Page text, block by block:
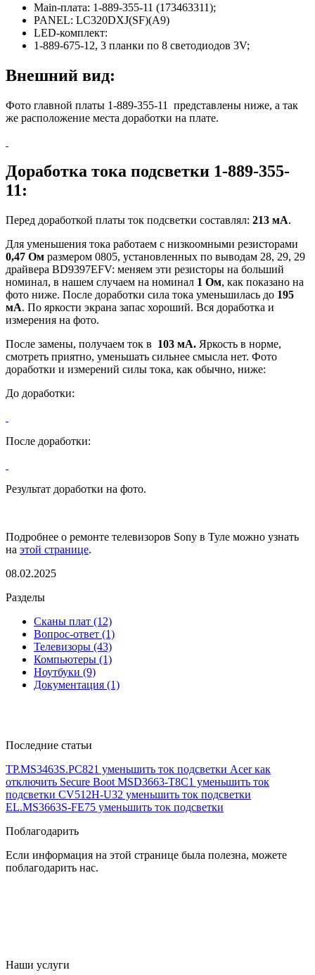
Main-плата: 1-889-355-11 (173463311);
PANEL: LC320DXJ(SF)(A9)
LED-комплект:
1-889-675-12, 3 планки по 8 светодиодов 3V;
Внешний вид:
Фото главной платы 1-889-355-11 представлены ниже, а так
же расположение места доработки на плате.
Доработка тока подсветки 1-889-355-
11:
Перед доработкой платы ток подсветки составлял: 213 мА.
Для уменьшения тока работаем с низкоомными резисторами
0,47 Ом размером 0805, установленных по выводам 28, 29, 29
драйвера BD9397EFV: меняем эти резисторы на больший
номинал, в нашем случаем на номинал 1 Ом, как показано на
фото ниже. После доработки сила тока уменьшилась до 195
мА. По яркости экрана запас хороший. Вся доработка и
измерения на фото.
После замены, получаем ток в 103 мА. Яркость в норме,
смотреть приятно, уменьшать сильнее смысла нет. Фото
доработки и измерений силы тока, как обычно, ниже:
До доработки:
После доработки:
Результат доработки на фото.
Подробнее о ремонте телевизоров Sony в Туле можно узнать
на этой странице.
08.02.2025
Разделы
Сканы плат (12)
Вопрос-ответ (1)
Телевизоры (43)
Компьютеры (1)
Ноутбуки (9)
Документация (1)
Последние статьи
TP.MS3463S.PC821 уменьшить ток подсветки Acer как
отключить Secure Boot MSD3663-T8C1 уменьшить ток
подсветки CV512H-U32 уменьшить ток подсветки
EL.MS3663S-FE75 уменьшить ток подсветки
Поблагодарить
Если информация на этой странице была полезна, можете
поблагодарить нас.
Наши услуги